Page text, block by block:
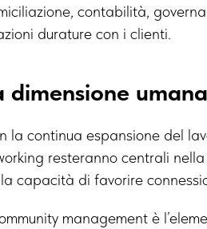
contabilità,
durature con i clienti.
dimensione
la continua espansione del
resteranno centrali
capacità di favorire
management è